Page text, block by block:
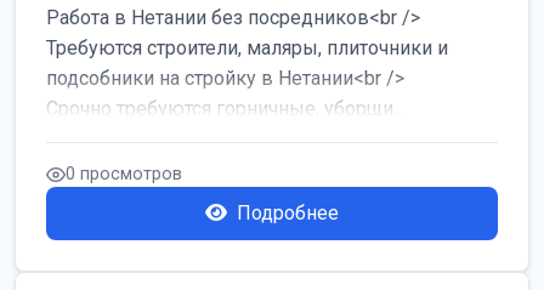
Работа в Нетании без посредников<br />
Требуются строители, маляры, плиточники и
подсобники на стройку в Нетании<br />
Срочно требуются горничные, уборщи...
0 просмотров
Подробнее